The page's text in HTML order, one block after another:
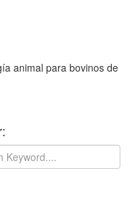
animal para bovinos de